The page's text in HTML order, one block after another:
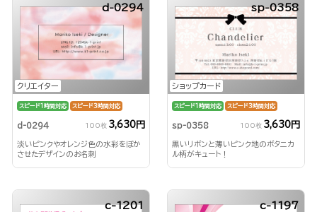
クリエイター
d-0294
スピード1時間対応 スピード3時間対応
d-0294 100枚 3,630円
淡いピンクやオレンジ色の水彩をぼか
させたデザインのお名刺
ショップカード
sp-0358
スピード1時間対応 スピード3時間対応
sp-0358 100枚 3,630円
黒いリボンと薄いピンク地のボタニカ
ル柄がキュート！
c-1201 c-1197